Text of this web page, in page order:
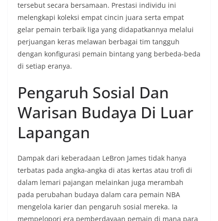
tersebut secara bersamaan. Prestasi individu ini
melengkapi koleksi empat cincin juara serta empat
gelar pemain terbaik liga yang didapatkannya melalui
perjuangan keras melawan berbagai tim tangguh
dengan konfigurasi pemain bintang yang berbeda-beda
di setiap eranya.
Pengaruh Sosial Dan
Warisan Budaya Di Luar
Lapangan
Dampak dari keberadaan LeBron James tidak hanya
terbatas pada angka-angka di atas kertas atau trofi di
dalam lemari pajangan melainkan juga merambah
pada perubahan budaya dalam cara pemain NBA
mengelola karier dan pengaruh sosial mereka. Ia
mempelopori era pemberdayaan pemain di mana para